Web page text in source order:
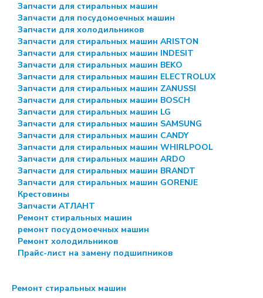
Запчасти для стиральных машин
Запчасти для посудомоечных машин
Запчасти для холодильников
Запчасти для стиральных машин ARISTON
Запчасти для стиральных машин INDESIT
Запчасти для стиральных машин BEKO
Запчасти для стиральных машин ELECTROLUX
Запчасти для стиральных машин ZANUSSI
Запчасти для стиральных машин BOSCH
Запчасти для стиральных машин LG
Запчасти для стиральных машин SAMSUNG
Запчасти для стиральных машин CANDY
Запчасти для стиральных машин WHIRLPOOL
Запчасти для стиральных машин ARDO
Запчасти для стиральных машин BRANDT
Запчасти для стиральных машин GORENJE
Крестовины
Запчасти АТЛАНТ
Ремонт стиральных машин
ремонт посудомоечных машин
Ремонт холодильников
Прайс-лист на замену подшипников
Ремонт стиральных машин